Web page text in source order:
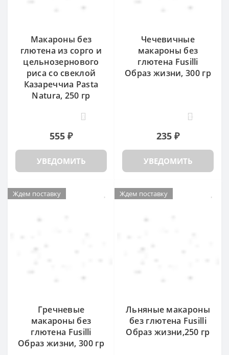
Макароны без
глютена из сорго и
цельнозернового
риса со свеклой
Казареччиа Pasta
Natura, 250 гр
555 ₽
УВЕДОМИТЬ
Чечевичные
макароны без
глютена Fusilli
Образ жизни, 300 гр
10
235 ₽
УВЕДОМИТЬ
Ждем поставку
Гречневые
макароны без
глютена Fusilli
Образ жизни, 300 гр
Ждем поставку
Льняные макароны
без глютена Fusilli
Образ жизни,250 гр